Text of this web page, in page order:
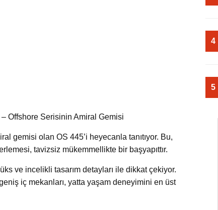
Offshore Serisinin Amiral Gemisi
gemisi olan OS 445’i heyecanla tanıtıyor. Bu,
tavizsiz mükemmellikte bir başyapıttır.
ve incelikli tasarım detayları ile dikkat çekiyor.
iç mekanları, yatta yaşam deneyimini en üst
4
5